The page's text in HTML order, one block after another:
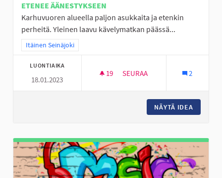
ETENEE ÄÄNESTYKSEEN
Karhuvuoren alueella paljon asukkaita ja etenkin
perheitä. Yleinen laavu kävelymatkan päässä...
Rajaa tulokset teeman mukaan: Itäinen Seinäjoki
Itäinen Seinäjoki
LUONTIAIKA
18.01.2023
19 19 SEURAAJAA
SEURAA 2
NÄYTÄ IDEA